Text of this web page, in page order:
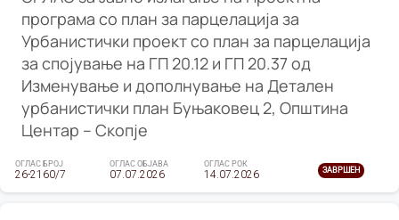
програма со план за парцелација за
Урбанистички проект со план за парцелација
за спојување на ГП 20.12 и ГП 20.37 од
Изменување и дополнување на Детален
урбанистички план Буњаковец 2, Општина
Центар – Скопје
ОГЛАС БРОЈ
26-2160/7
ОГЛАС ОБЈАВА
07.07.2026
ОГЛАС РОК
14.07.2026 ЗАВРШЕН